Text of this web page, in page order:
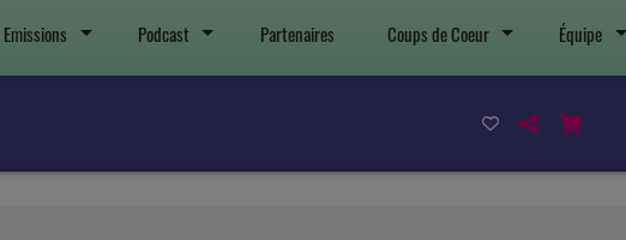
Emissions Podcast Partenaires Coups de Coeur Équipe